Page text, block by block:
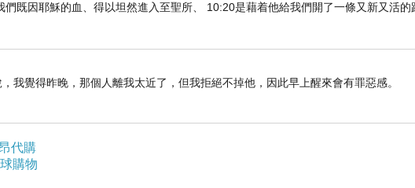
既因耶穌的血、得以坦然進入至聖所、 10:20是藉着他給我們開了一條又新又活的
我覺得昨晚，那個人離我太近了，但我拒絕不掉他，因此早上醒來會有罪惡感。
代購
購物